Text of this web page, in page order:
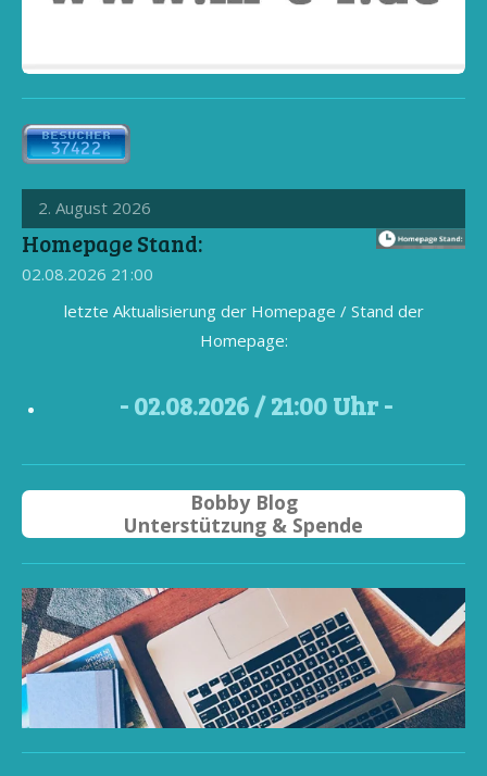
2. August 2026
Homepage Stand:
02.08.2026 21:00
letzte Aktualisierung der Homepage / Stand der
Homepage:
- 02.08.2026 / 21:00 Uhr -
Bobby Blog
Unterstützung & Spende